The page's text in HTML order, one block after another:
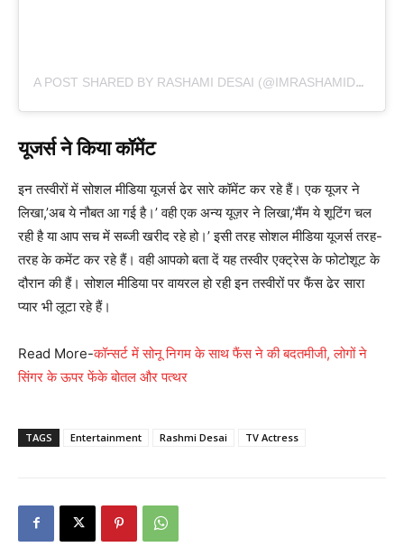
A POST SHARED BY RASHAMI DESAI (@IMRASHAMIDESAI)
यूजर्स ने किया कॉमेंट
इन तस्वीरों में सोशल मीडिया यूजर्स ढेर सारे कॉमेंट कर रहे हैं। एक यूजर ने
लिखा,’अब ये नौबत आ गई है।’ वही एक अन्य यूज़र ने लिखा,’मैंम ये शूटिंग चल
रही है या आप सच में सब्जी खरीद रहे हो।’ इसी तरह सोशल मीडिया यूजर्स तरह-
तरह के कमेंट कर रहे हैं। वही आपको बता दें यह तस्वीर एक्ट्रेस के फोटोशूट के
दौरान की हैं। सोशल मीडिया पर वायरल हो रही इन तस्वीरों पर फैंस ढेर सारा
प्यार भी लूटा रहे हैं।
Read More-कॉन्सर्ट में सोनू निगम के साथ फैंस ने की बदतमीजी, लोगों ने
सिंगर के ऊपर फेंके बोतल और पत्थर
TAGS Entertainment Rashmi Desai TV Actress